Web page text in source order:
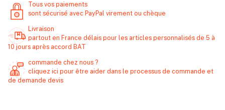
Tous vos paiements
sont sécurisé avec PayPal virement ou chèque
Livraison
partout en France délais pour les articles personnalisés de 5 à
10 jours après accord BAT
commande chez nous ?
cliquez ici pour être aider dans le processus de commande et
de demande devis